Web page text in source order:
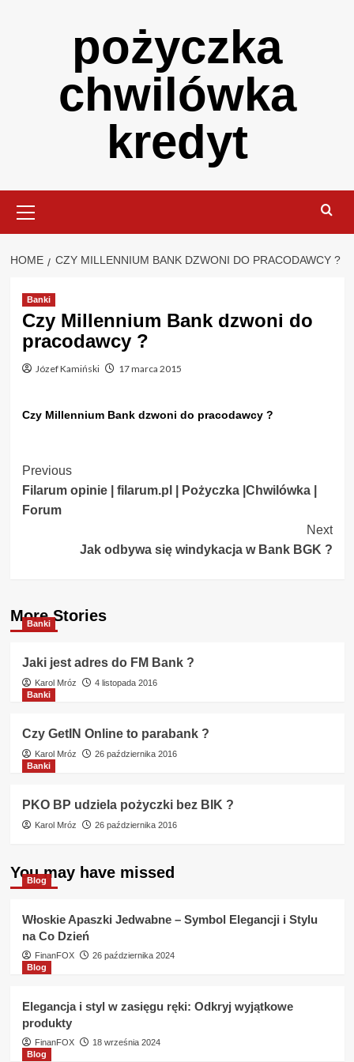
pożyczka
chwilówka
kredyt
Menu
HOME CZY MILLENNIUM BANK DZWONI DO PRACODAWCY ?
Banki
Czy Millennium Bank dzwoni do
pracodawcy ?
Józef Kamiński 17 marca 2015
Czy Millennium Bank dzwoni do pracodawcy ?
Post
Navigation
Previous
Filarum opinie | filarum.pl | Pożyczka |Chwilówka |
Forum
Next
Jak odbywa się windykacja w Bank BGK ?
More Stories
Banki
Jaki jest adres do FM Bank ?
Karol Mróz
4 listopada 2016
Banki
Czy GetIN Online to parabank ?
Karol Mróz
26 października 2016
Banki
PKO BP udziela pożyczki bez BIK ?
Karol Mróz 26 października 2016
You may have missed
Blog
Włoskie Apaszki Jedwabne – Symbol Elegancji i Stylu
na Co Dzień
FinanFOX
26 października 2024
Blog
Elegancja i styl w zasięgu ręki: Odkryj wyjątkowe
produkty
FinanFOX
18 września 2024
Blog